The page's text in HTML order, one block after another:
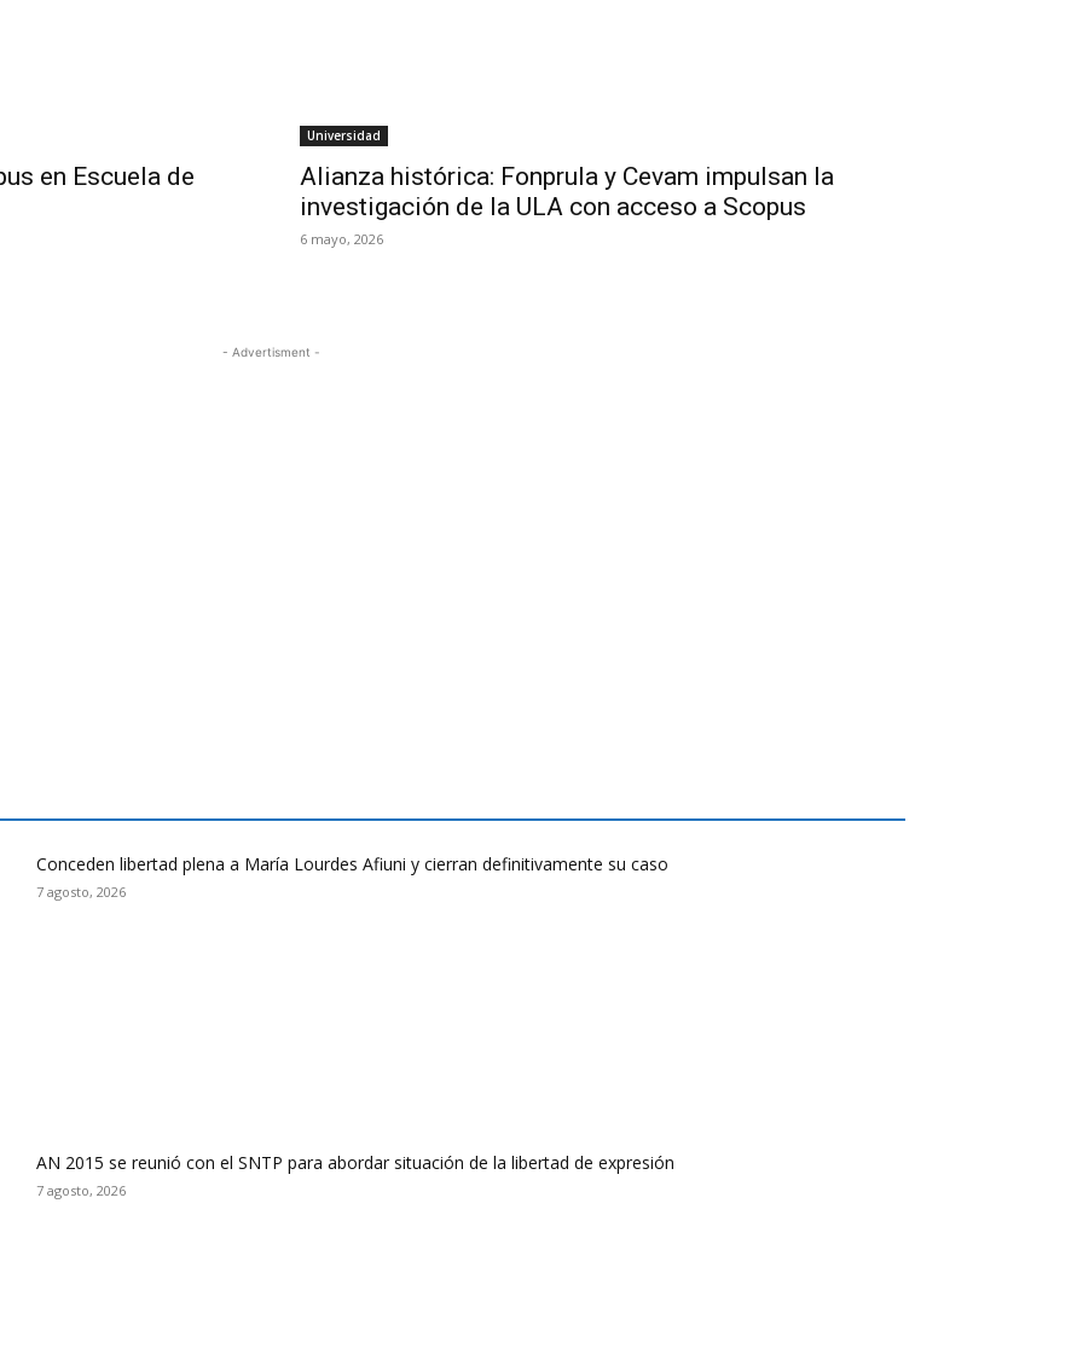
en Escuela de
Universidad
Alianza histórica: Fonprula y Cevam impulsan la
investigación de la ULA con acceso a Scopus
6 mayo, 2026
- Advertisment -
Conceden libertad plena a María Lourdes Afiuni y cierran definitivamente su caso
7 agosto, 2026
AN 2015 se reunió con el SNTP para abordar situación de la libertad de expresión
7 agosto, 2026